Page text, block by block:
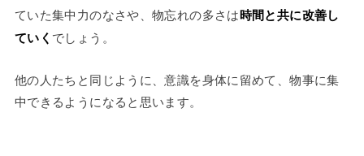
ていた集中力のなさや、物忘れの多さは時間と共に改善し
ていく でしょう。
他の人たちと同じように、意識を身体に留めて、物事に集
中できるようになると思います。